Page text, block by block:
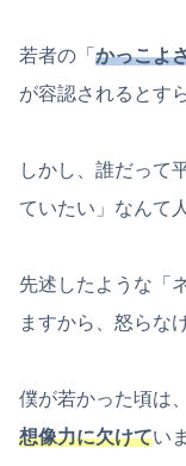
若者の「 かっこよ
が容認されるとす
しかし、誰だって
ていたい」なんて
先述したような「
ますから、怒らな
僕が若かった頃は
想像力に欠けてい